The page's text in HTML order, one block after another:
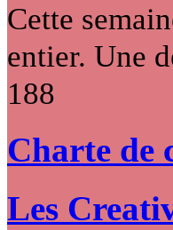
Cette
entier. Une
188
Charte de
Les